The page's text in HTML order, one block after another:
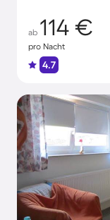
ab 114 €
pro Nacht
4.7